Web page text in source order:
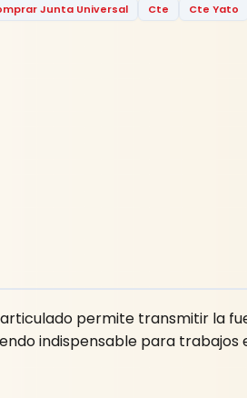
Junta Universal Cte Cte Yato
articulado permite transmitir la
indispensable para trabajos